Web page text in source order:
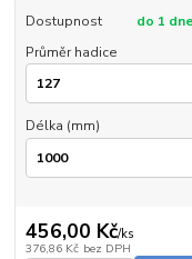
Dostupnost
do 1 dne
Průměr hadice
Délka (mm)
456,00 Kč/ks
376,86 Kč bez DPH